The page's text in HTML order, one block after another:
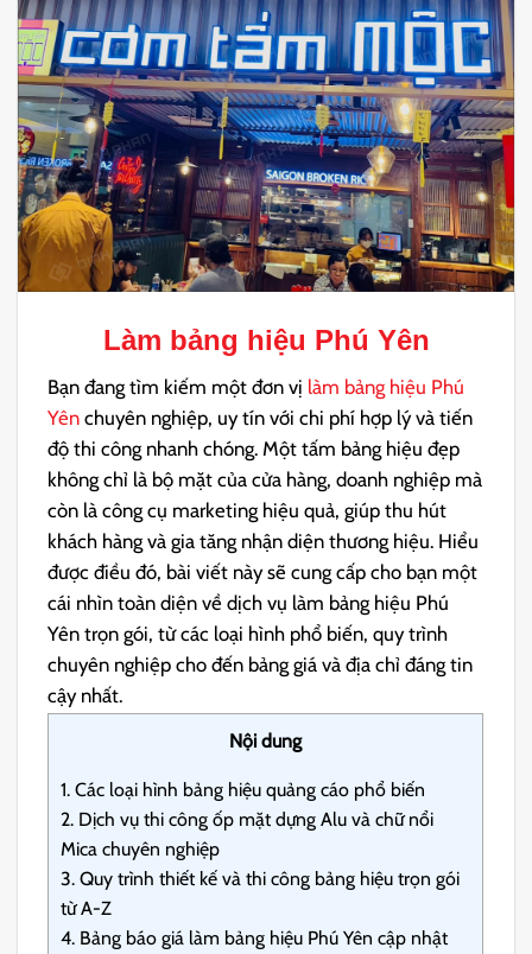
Làm bảng hiệu Phú Yên
Bạn đang tìm kiếm một đơn vị làm bảng hiệu Phú
Yên chuyên nghiệp, uy tín với chi phí hợp lý và tiến
độ thi công nhanh chóng. Một tấm bảng hiệu đẹp
không chỉ là bộ mặt của cửa hàng, doanh nghiệp mà
còn là công cụ marketing hiệu quả, giúp thu hút
khách hàng và gia tăng nhận diện thương hiệu. Hiểu
được điều đó, bài viết này sẽ cung cấp cho bạn một
cái nhìn toàn diện về dịch vụ làm bảng hiệu Phú
Yên trọn gói, từ các loại hình phổ biến, quy trình
chuyên nghiệp cho đến bảng giá và địa chỉ đáng tin
cậy nhất.
Nội dung
1. Các loại hình bảng hiệu quảng cáo phổ biến
2. Dịch vụ thi công ốp mặt dựng Alu và chữ nổi
Mica chuyên nghiệp
3. Quy trình thiết kế và thi công bảng hiệu trọn gói
từ A-Z
4. Bảng báo giá làm bảng hiệu Phú Yên cập nhật